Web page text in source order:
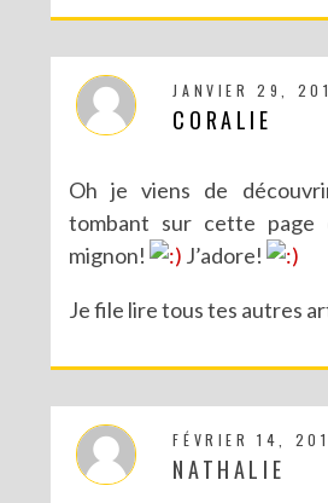
JANVIER 29,
CORALIE
Oh je viens de
tombant sur cette page
mignon!
J’adore!
Je file lire tous tes autres
FÉVRIER 14,
NATHALIE